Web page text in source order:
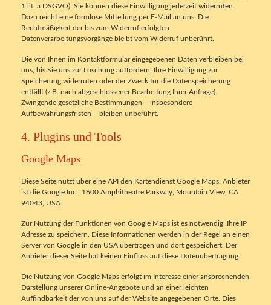
1 lit. a DSGVO). Sie können diese Einwilligung jederzeit widerrufen.
Dazu reicht eine formlose Mitteilung per E-Mail an uns. Die
Rechtmäßigkeit der bis zum Widerruf erfolgten
Datenverarbeitungsvorgänge bleibt vom Widerruf unberührt.
Die von Ihnen im Kontaktformular eingegebenen Daten verbleiben bei
uns, bis Sie uns zur Löschung auffordern, Ihre Einwilligung zur
Speicherung widerrufen oder der Zweck für die Datenspeicherung
entfällt (z.B. nach abgeschlossener Bearbeitung Ihrer Anfrage).
Zwingende gesetzliche Bestimmungen – insbesondere
Aufbewahrungsfristen – bleiben unberührt.
4. Plugins und Tools
Google Maps
Diese Seite nutzt über eine API den Kartendienst Google Maps. Anbieter
ist die Google Inc., 1600 Amphitheatre Parkway, Mountain View, CA
94043, USA.
Zur Nutzung der Funktionen von Google Maps ist es notwendig, Ihre IP
Adresse zu speichern. Diese Informationen werden in der Regel an einen
Server von Google in den USA übertragen und dort gespeichert. Der
Anbieter dieser Seite hat keinen Einfluss auf diese Datenübertragung.
Die Nutzung von Google Maps erfolgt im Interesse einer ansprechenden
Darstellung unserer Online-Angebote und an einer leichten
Auffindbarkeit der von uns auf der Website angegebenen Orte. Dies